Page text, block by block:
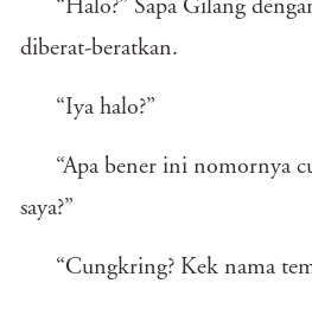
“Halo?” Sapa Gilang
diberat-beratkan.
“Iya halo?”
“Apa bener ini nomornya
saya?”
“Cungkring? Kek nama